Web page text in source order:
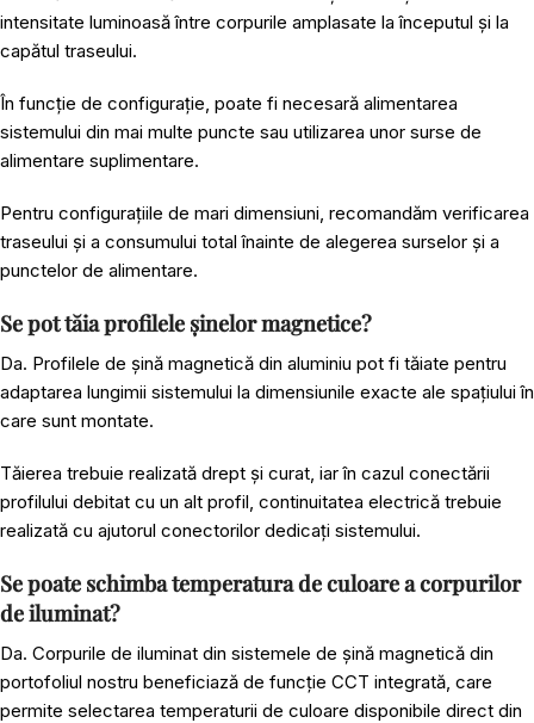
intensitate luminoasă între corpurile amplasate la începutul și la
capătul traseului.
În funcție de configurație, poate fi necesară alimentarea
sistemului din mai multe puncte sau utilizarea unor surse de
alimentare suplimentare.
Pentru configurațiile de mari dimensiuni, recomandăm verificarea
traseului și a consumului total înainte de alegerea surselor și a
punctelor de alimentare.
Se pot tăia profilele șinelor magnetice?
Da. Profilele de șină magnetică din aluminiu pot fi tăiate pentru
adaptarea lungimii sistemului la dimensiunile exacte ale spațiului în
care sunt montate.
Tăierea trebuie realizată drept și curat, iar în cazul conectării
profilului debitat cu un alt profil, continuitatea electrică trebuie
realizată cu ajutorul conectorilor dedicați sistemului.
Se poate schimba temperatura de culoare a corpurilor
de iluminat?
Da. Corpurile de iluminat din sistemele de șină magnetică din
portofoliul nostru beneficiază de funcție CCT integrată, care
permite selectarea temperaturii de culoare disponibile direct din